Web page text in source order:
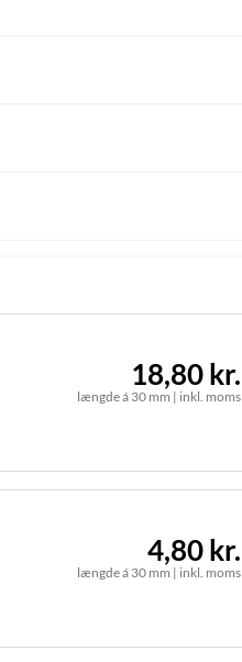
længde á 30 mm | inkl. moms
18,80 kr.
længde á 30 mm | inkl. moms
4,80 kr.